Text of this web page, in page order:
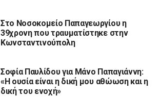
Στο Νοσοκομείο Παπαγεωργίου η
39χρονη που τραυματίστηκε στην
Κωνσταντινούπολη
Σοφία Παυλίδου για Μάνο Παπαγιάννη:
«Η ουσία είναι η δική μου αθώωση και η
δική του ενοχή»